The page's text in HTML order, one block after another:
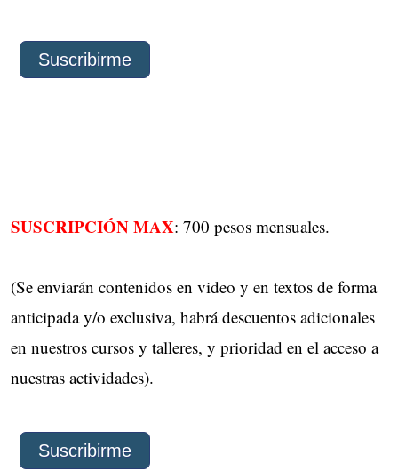
Suscribirme
SUSCRIPCIÓN MAX: 700 pesos mensuales.
(Se enviarán contenidos en video y en textos de forma
anticipada y/o exclusiva, habrá descuentos adicionales
en nuestros cursos y talleres, y prioridad en el acceso a
nuestras actividades).
Suscribirme